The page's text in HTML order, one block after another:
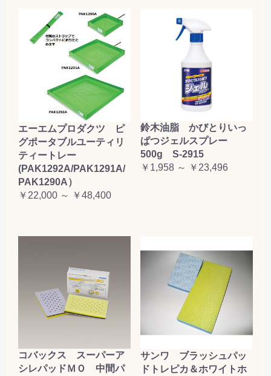
エーエムプロダクツ ピ
グポータブルユーティリ
ティートレー
(PAK1292A/PAK1291A/
PAK1290A）
￥22,000 ～ ￥48,400
鈴木油脂 かびとりいっ
ぱつジェルスプレー
500g S-2915
￥1,958 ～ ￥23,496
コバックス スーパーア
シレパッドＭＯ 中間パ
サンワ ブラッシュパッ
ドトレピカ＆ホワイトホ